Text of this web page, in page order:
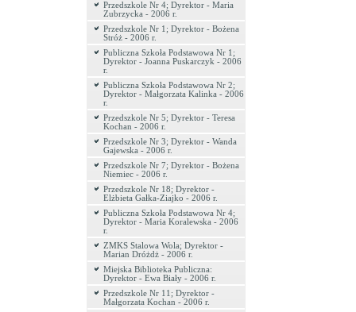
Przedszkole Nr 4; Dyrektor - Maria
Zubrzycka - 2006 r.
Przedszkole Nr 1; Dyrektor - Bożena
Stróż - 2006 r.
Publiczna Szkoła Podstawowa Nr 1;
Dyrektor - Joanna Puskarczyk - 2006
r.
Publiczna Szkoła Podstawowa Nr 2;
Dyrektor - Małgorzata Kalinka - 2006
r.
Przedszkole Nr 5; Dyrektor - Teresa
Kochan - 2006 r.
Przedszkole Nr 3; Dyrektor - Wanda
Gajewska - 2006 r.
Przedszkole Nr 7; Dyrektor - Bożena
Niemiec - 2006 r.
Przedszkole Nr 18; Dyrektor -
Elżbieta Gałka-Ziajko - 2006 r.
Publiczna Szkoła Podstawowa Nr 4;
Dyrektor - Maria Koralewska - 2006
r.
ZMKS Stalowa Wola; Dyrektor -
Marian Dróżdż - 2006 r.
Miejska Biblioteka Publiczna:
Dyrektor - Ewa Biały - 2006 r.
Przedszkole Nr 11; Dyrektor -
Małgorzata Kochan - 2006 r.